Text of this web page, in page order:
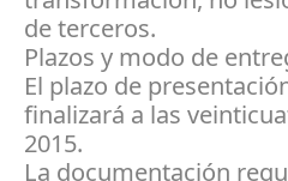
de terceros.
Plazos y modo de
El plazo de
finalizará a las
2015.
La documentación